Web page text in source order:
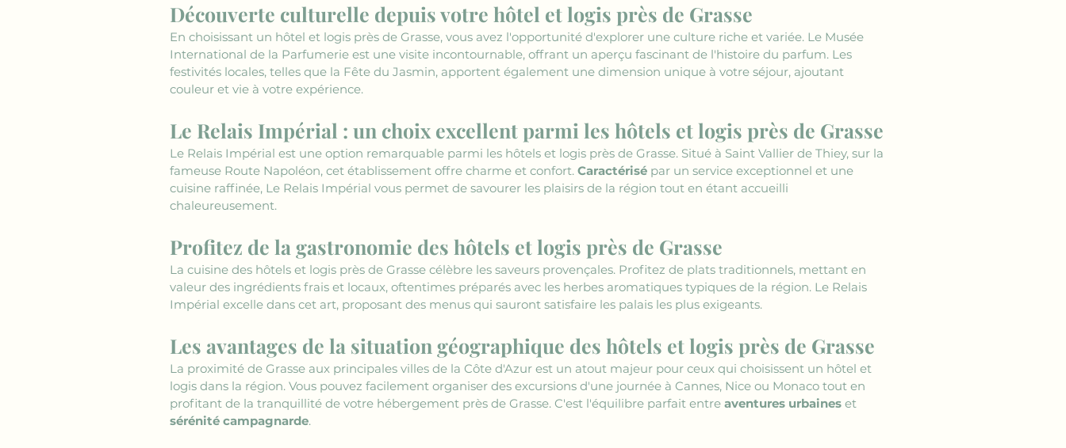
Découverte culturelle depuis votre hôtel et logis près de Grasse
En choisissant un hôtel et logis près de Grasse, vous avez l'opportunité d'explorer une culture riche et variée. Le Musée
International de la Parfumerie est une visite incontournable, offrant un aperçu fascinant de l'histoire du parfum. Les
festivités locales, telles que la Fête du Jasmin, apportent également une dimension unique à votre séjour, ajoutant
couleur et vie à votre expérience.
Le Relais Impérial : un choix excellent parmi les hôtels et logis près de Grasse
Le Relais Impérial est une option remarquable parmi les hôtels et logis près de Grasse. Situé à Saint Vallier de Thiey, sur la
fameuse Route Napoléon, cet établissement offre charme et confort. Caractérisé par un service exceptionnel et une
cuisine raffinée, Le Relais Impérial vous permet de savourer les plaisirs de la région tout en étant accueilli
chaleureusement.
Profitez de la gastronomie des hôtels et logis près de Grasse
La cuisine des hôtels et logis près de Grasse célèbre les saveurs provençales. Profitez de plats traditionnels, mettant en
valeur des ingrédients frais et locaux, oftentimes préparés avec les herbes aromatiques typiques de la région. Le Relais
Impérial excelle dans cet art, proposant des menus qui sauront satisfaire les palais les plus exigeants.
Les avantages de la situation géographique des hôtels et logis près de Grasse
La proximité de Grasse aux principales villes de la Côte d'Azur est un atout majeur pour ceux qui choisissent un hôtel et
logis dans la région. Vous pouvez facilement organiser des excursions d'une journée à Cannes, Nice ou Monaco tout en
profitant de la tranquillité de votre hébergement près de Grasse. C'est l'équilibre parfait entre aventures urbaines et
sérénité campagnarde.